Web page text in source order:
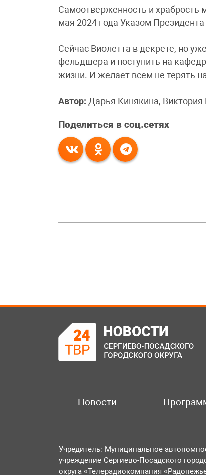
Самоотверженность и
мая 2024 года Указом
Сейчас Виолетта в декрете, но
фельдшера и поступить на
жизни. И желает всем не терять
Автор: Дарья Кинякина, Виктория
Поделиться в соц.сетях
Новости
Учредитель: Муниципальное
учреждение Сергиево-Посадского
округа «Телерадиокомпания